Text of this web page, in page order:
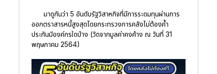
มาดูกันว่า 5 อันดับรัฐวิสาหกิจที่มีการระดมทุนผ่านการ
ออกตราสารหนี้สูงสุดโดยกระทรวงการคลังไม่ต้องค้ำ
ประกันมีองค์กรใดบ้าง (วัดจากมูลค่าคงค้าง ณ วันที่ 31
พฤษภาคม 2564)